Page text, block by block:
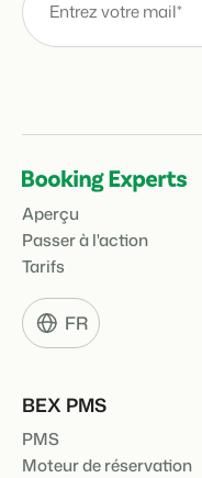
Aperçu
Passer à l'action
Tarifs
FR
BEX PMS
PMS
Moteur de réservation